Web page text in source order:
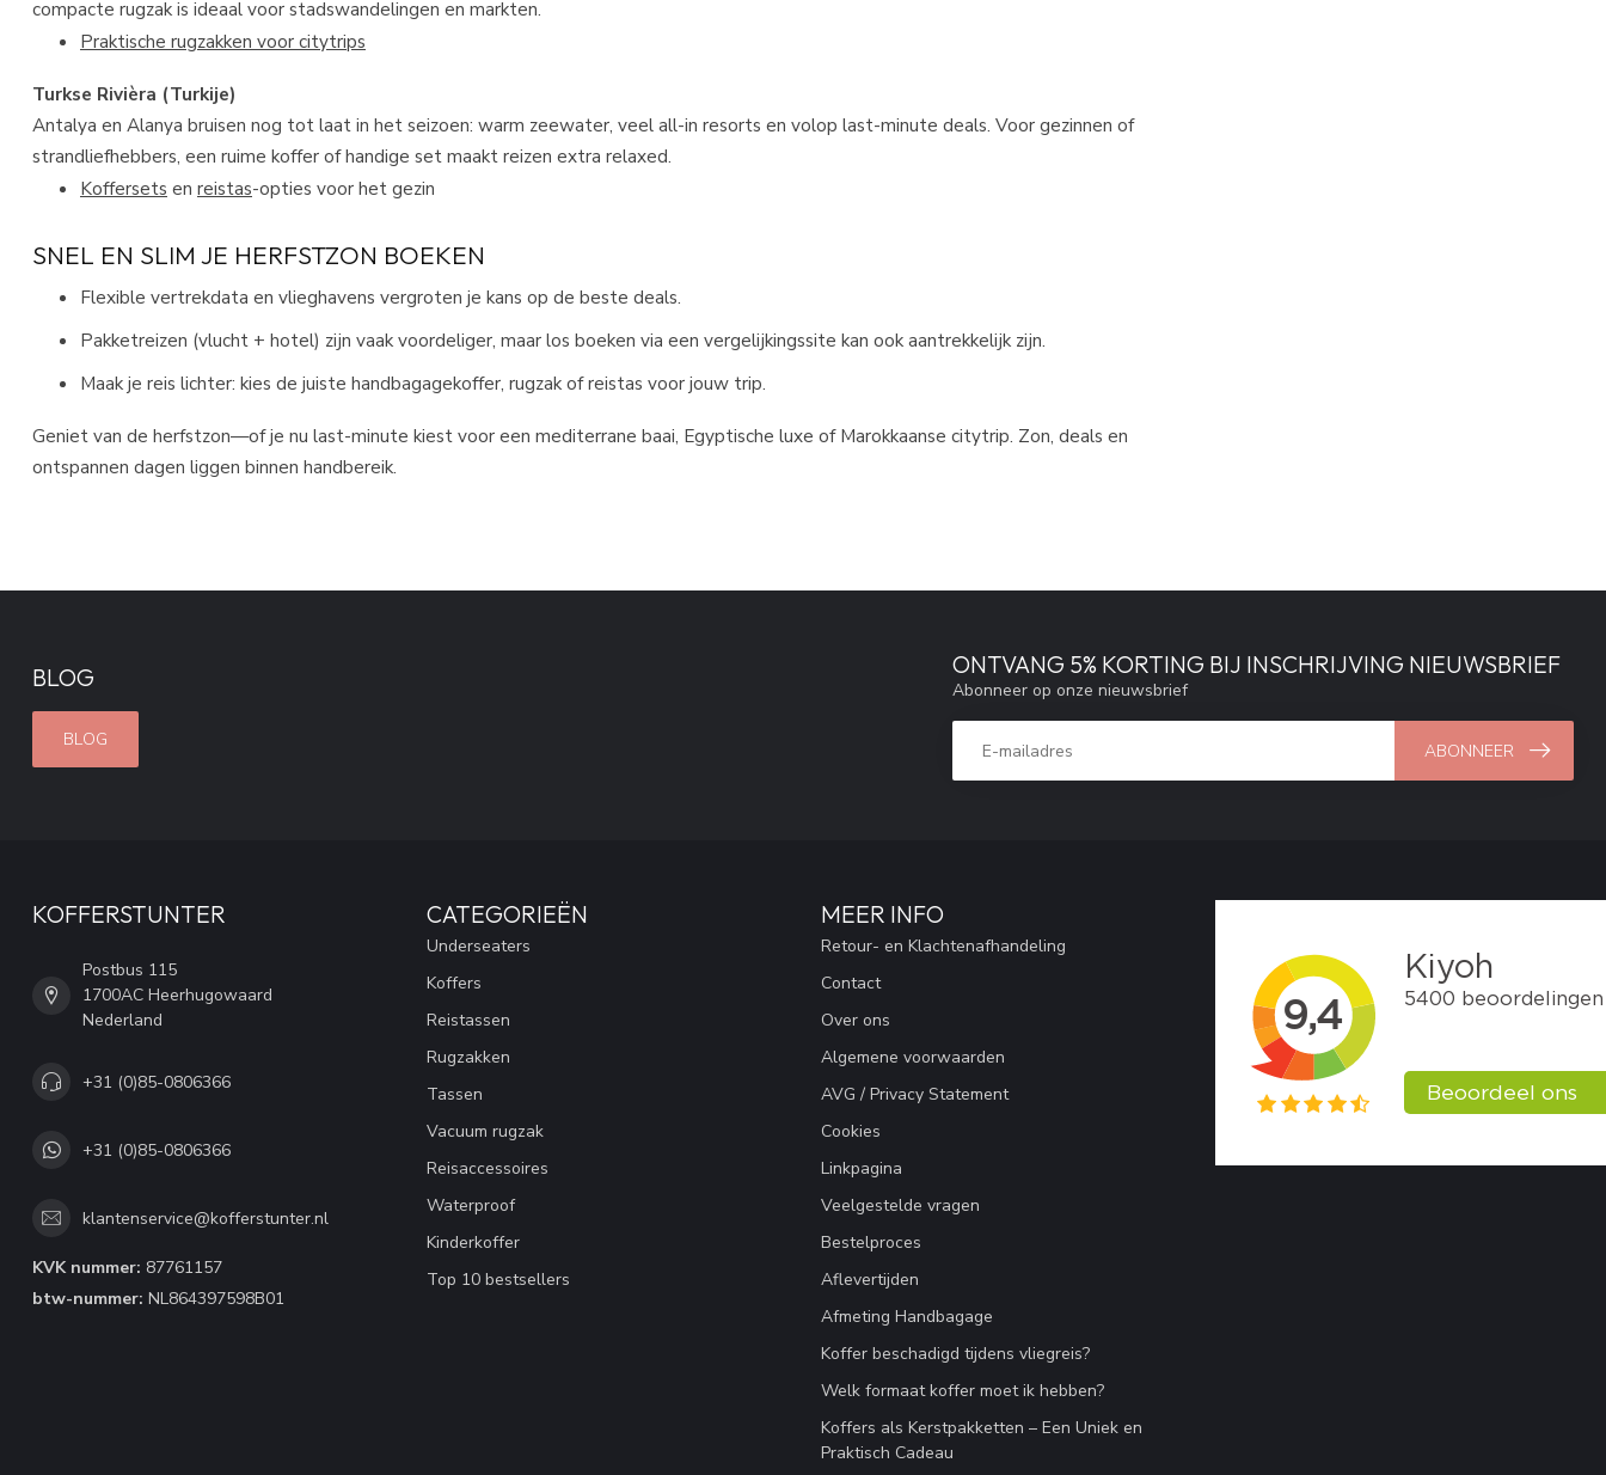
compacte rugzak is ideaal voor stadswandelingen en markten.
Praktische rugzakken voor citytrips
Turkse Rivièra (Turkije)
Antalya en Alanya bruisen nog tot laat in het seizoen: warm zeewater, veel all-in resorts en volop last-minute deals. Voor gezinnen of
strandliefhebbers, een ruime koffer of handige set maakt reizen extra relaxed.
Koffersets en reistas-opties voor het gezin
SNEL EN SLIM JE HERFSTZON BOEKEN
Flexible vertrekdata en vlieghavens vergroten je kans op de beste deals.
Pakketreizen (vlucht + hotel) zijn vaak voordeliger, maar los boeken via een vergelijkingssite kan ook aantrekkelijk zijn.
Maak je reis lichter: kies de juiste handbagagekoffer, rugzak of reistas voor jouw trip.
Geniet van de herfstzon—of je nu last-minute kiest voor een mediterrane baai, Egyptische luxe of Marokkaanse citytrip. Zon, deals en
ontspannen dagen liggen binnen handbereik.
BLOG
BLOG
ONTVANG 5% KORTING BIJ INSCHRIJVING NIEUWSBRIEF
Abonneer op onze nieuwsbrief
ABONNEER
KOFFERSTUNTER
Postbus 115
1700AC Heerhugowaard
Nederland
+31 (0)85-0806366
+31 (0)85-0806366
klantenservice@kofferstunter.nl
KVK nummer: 87761157
btw-nummer: NL864397598B01
CATEGORIEËN
Underseaters
Koffers
Reistassen
Rugzakken
Tassen
Vacuum rugzak
Reisaccessoires
Waterproof
Kinderkoffer
Top 10 bestsellers
MEER INFO
Retour- en Klachtenafhandeling
Contact
Over ons
Algemene voorwaarden
AVG / Privacy Statement
Cookies
Linkpagina
Veelgestelde vragen
Bestelproces
Aflevertijden
Afmeting Handbagage
Koffer beschadigd tijdens vliegreis?
Welk formaat koffer moet ik hebben?
Koffers als Kerstpakketten – Een Uniek en
Praktisch Cadeau